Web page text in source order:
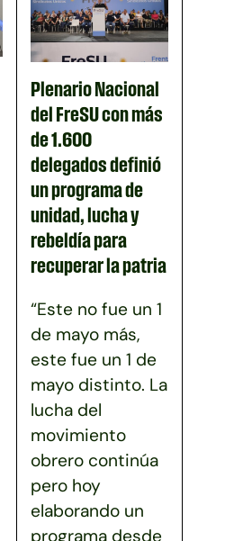
Plenario Nacional
del FreSU con más
de 1.600
delegados definió
un programa de
unidad, lucha y
rebeldía para
recuperar la patria
“Este no fue un 1
de mayo más,
este fue un 1 de
mayo distinto. La
lucha del
movimiento
obrero continúa
pero hoy
elaborando un
programa desde